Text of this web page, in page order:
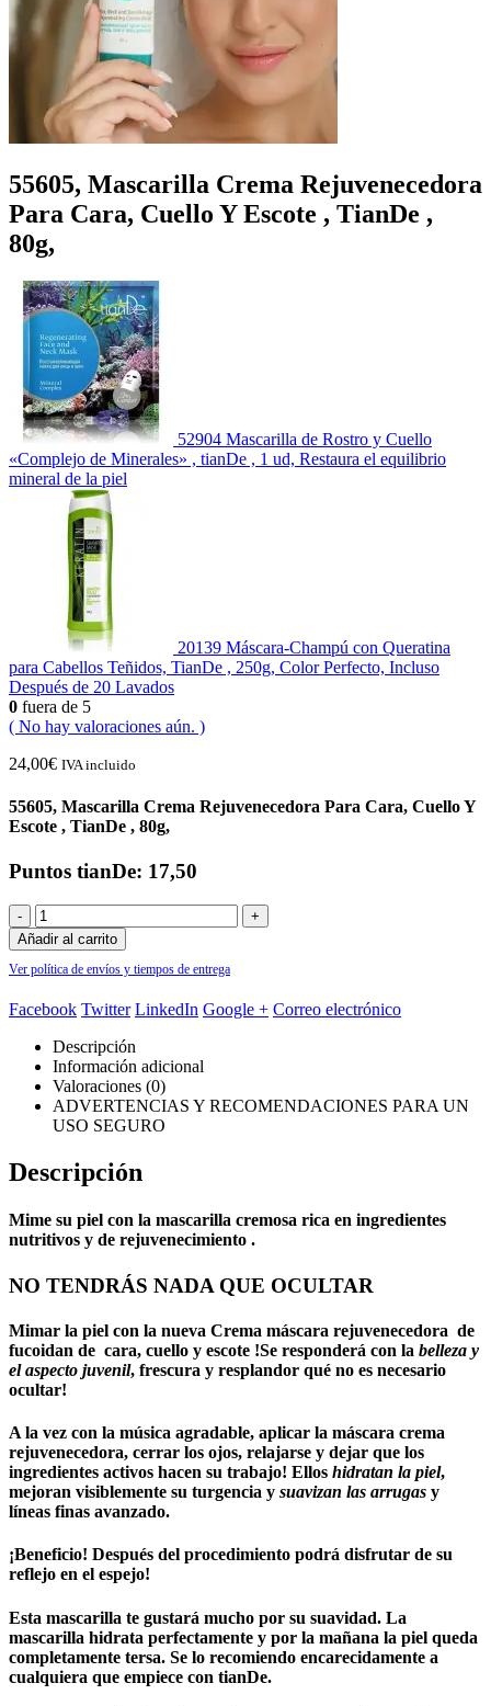
55605, Mascarilla Crema Rejuvenecedora
Para Cara, Cuello Y Escote , TianDe ,
80g,
52904 Mascarilla de Rostro y Cuello
«Complejo de Minerales» , tianDe , 1 ud, Restaura el equilibrio
mineral de la piel
20139 Máscara-Champú con Queratina
para Cabellos Teñidos, TianDe , 250g, Color Perfecto, Incluso
Después de 20 Lavados
0 fuera de 5
( No hay valoraciones aún. )
24,00€ IVA incluido
55605, Mascarilla Crema Rejuvenecedora Para Cara, Cuello Y
Escote , TianDe , 80g,
Puntos tianDe: 17,50
-
+
Añadir al carrito
Ver política de envíos y tiempos de entrega
Facebook Twitter LinkedIn Google + Correo electrónico
Descripción
Información adicional
Valoraciones (0)
ADVERTENCIAS Y RECOMENDACIONES PARA UN
USO SEGURO
Descripción
Mime su piel con la mascarilla cremosa rica en ingredientes
nutritivos y de rejuvenecimiento .
NO TENDRÁS NADA QUE OCULTAR
Mimar la piel con la nueva Crema máscara rejuvenecedora de
fucoidan de cara, cuello y escote !Se responderá con la belleza y
el aspecto juvenil, frescura y resplandor qué no es necesario
ocultar!
A la vez con la música agradable, aplicar la máscara crema
rejuvenecedora, cerrar los ojos, relajarse y dejar que los
ingredientes activos hacen su trabajo! Ellos hidratan la piel,
mejoran visiblemente su turgencia y suavizan las arrugas y
líneas finas avanzado.
¡Beneficio! Después del procedimiento podrá disfrutar de su
reflejo en el espejo!
Esta mascarilla te gustará mucho por su suavidad. La
mascarilla hidrata perfectamente y por la mañana la piel queda
completamente tersa. Se lo recomiendo encarecidamente a
cualquiera que empiece con tianDe.